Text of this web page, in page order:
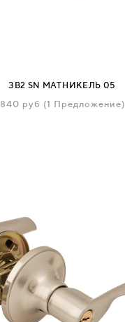
ЗВ2 SN МАТНИКЕЛЬ 05
840 руб (1 Предложение)